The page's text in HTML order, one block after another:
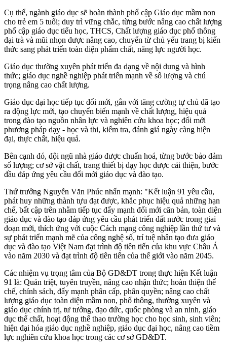
Cụ thể, ngành giáo dục sẽ hoàn thành phổ cập Giáo dục mầm non
cho trẻ em 5 tuổi; duy trì vững chắc, từng bước nâng cao chất lượng
phổ cập giáo dục tiểu học, THCS, Chất lượng giáo dục phổ thông
đại trà và mũi nhọn được nâng cao, chuyển từ chủ yếu trang bị kiến
thức sang phát triển toàn diện phẩm chất, năng lực người học.
Giáo dục thường xuyên phát triển đa dạng về nội dung và hình
thức; giáo dục nghề nghiệp phát triển mạnh về số lượng và chú
trọng nâng cao chất lượng.
Giáo dục đại học tiếp tục đổi mới, gắn với tăng cường tự chủ đã tạo
ra động lực mới, tạo chuyển biến mạnh về chất lượng, hiệu quả
trong đào tạo nguồn nhân lực và nghiên cứu khoa học; đổi mới
phương pháp dạy - học và thi, kiểm tra, đánh giá ngày càng hiện
đại, thực chất, hiệu quả.
Bên cạnh đó, đội ngũ nhà giáo được chuẩn hoá, từng bước bảo đảm
số lượng; cơ sở vật chất, trang thiết bị dạy học được cải thiện, bước
đầu đáp ứng yêu cầu đổi mới giáo dục và đào tạo.
Thứ trưởng Nguyễn Văn Phúc nhấn mạnh: "Kết luận 91 yêu cầu,
phát huy những thành tựu đạt được, khắc phục hiệu quả những hạn
chế, bất cập trên nhằm tiếp tục đẩy mạnh đổi mới căn bản, toàn diện
giáo dục và đào tạo đáp ứng yêu cầu phát triển đất nước trong giai
đoạn mới, thích ứng với cuộc Cách mạng công nghiệp lần thứ tư và
sự phát triển mạnh mẽ của công nghệ số, trí tuệ nhân tạo đưa giáo
dục và đào tạo Việt Nam đạt trình độ tiên tiến của khu vực Châu Á
vào năm 2030 và đạt trình độ tiên tiến của thế giới vào năm 2045.
Các nhiệm vụ trọng tâm của Bộ GD&ĐT trong thực hiện Kết luận
91 là: Quán triệt, tuyên truyền, nâng cao nhận thức; hoàn thiện thể
chế, chính sách, đẩy mạnh phân cấp, phân quyền; nâng cao chất
lượng giáo dục toàn diện mầm non, phổ thông, thường xuyên và
giáo dục chính trị, tư tưởng, đạo đức, quốc phòng và an ninh, giáo
dục thể chất, hoạt động thể thao trường học cho học sinh, sinh viên;
hiện đại hóa giáo dục nghề nghiệp, giáo dục đại học, nâng cao tiềm
lực nghiên cứu khoa học trong các cơ sở GD&ĐT.